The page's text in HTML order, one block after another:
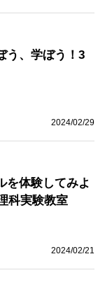
う、学ぼう！3
2024/02/29
を体験してみよ
科実験教室
2024/02/21